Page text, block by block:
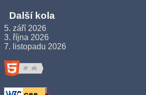
Další kola
5. září 2026
3. října 2026
7. listopadu 2026